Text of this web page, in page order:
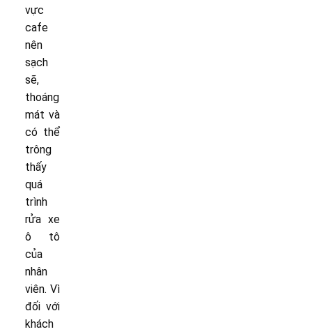
vực
cafe
nên
sạch
sẽ,
thoáng
mát và
có thể
trông
thấy
quá
trình
rửa xe
ô tô
của
nhân
viên. Vì
đối với
khách